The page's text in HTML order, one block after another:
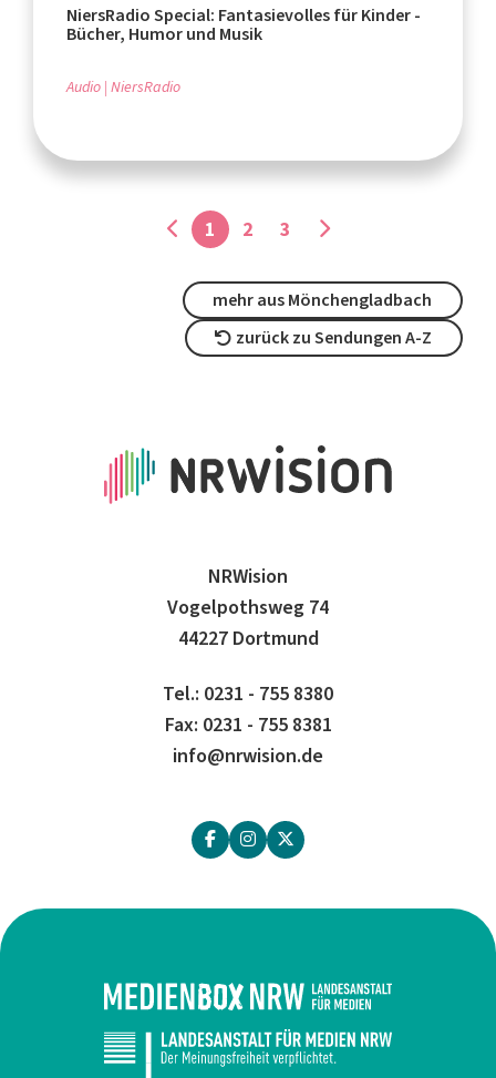
NiersRadio Special: Fantasievolles für Kinder -
Bücher, Humor und Musik
Audio NiersRadio
1 2 3
mehr aus Mönchengladbach
zurück zu Sendungen A-Z
NRWision
Vogelpothsweg 74
44227 Dortmund
Tel.: 0231 - 755 8380
Fax: 0231 - 755 8381
info@nrwision.de